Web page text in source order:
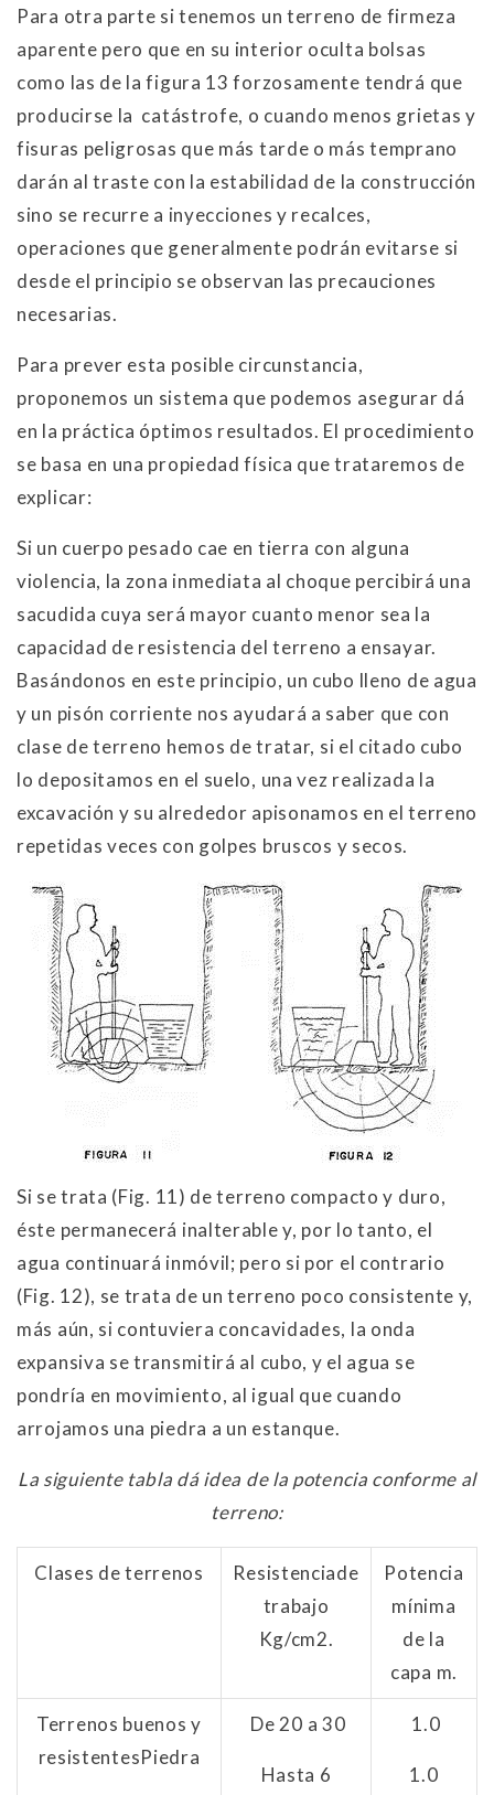
Para otra parte si tenemos un terreno de firmeza
aparente pero que en su interior oculta bolsas
como las de la figura 13 forzosamente tendrá que
producirse la catástrofe, o cuando menos grietas y
fisuras peligrosas que más tarde o más temprano
darán al traste con la estabilidad de la construcción
sino se recurre a inyecciones y recalces,
operaciones que generalmente podrán evitarse si
desde el principio se observan las precauciones
necesarias.
Para prever esta posible circunstancia,
proponemos un sistema que podemos asegurar dá
en la práctica óptimos resultados. El procedimiento
se basa en una propiedad física que trataremos de
explicar:
Si un cuerpo pesado cae en tierra con alguna
violencia, la zona inmediata al choque percibirá una
sacudida cuya será mayor cuanto menor sea la
capacidad de resistencia del terreno a ensayar.
Basándonos en este principio, un cubo lleno de agua
y un pisón corriente nos ayudará a saber que con
clase de terreno hemos de tratar, si el citado cubo
lo depositamos en el suelo, una vez realizada la
excavación y su alrededor apisonamos en el terreno
repetidas veces con golpes bruscos y secos.
Si se trata (Fig. 11) de terreno compacto y duro,
éste permanecerá inalterable y, por lo tanto, el
agua continuará inmóvil; pero si por el contrario
(Fig. 12), se trata de un terreno poco consistente y,
más aún, si contuviera concavidades, la onda
expansiva se transmitirá al cubo, y el agua se
pondría en movimiento, al igual que cuando
arrojamos una piedra a un estanque.
La siguiente tabla dá idea de la potencia conforme al
terreno:
Clases de terrenos Resistenciade
trabajo
Kg/cm2.
Potencia
mínima
de la
capa m.
Terrenos buenos y
resistentesPiedra
De 20 a 30
Hasta 6
1.0
1.0